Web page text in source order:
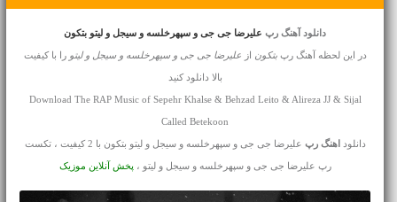
دانلود آهنگ رپعلیرضا جی جی و سپهرخلسه و سیجل و لیتو بتکون
در این لحظه آهنگ رپبتکون از علیرضا جی جی و سپهرخلسه و سیجل و لیتو را با کیفیت
بالا دانلود کنید
Download The RAP Music of Sepehr Khalse & Behzad Leito & Alireza JJ & Sijal
Called Betekoon
دانلود اهنگ رپ علیرضا جی جی و سپهرخلسه و سیجل و لیتو بتکون با 2 کیفیت ، تکست
رپ علیرضا جی جی و سپهرخلسه و سیجل و لیتو ، پخش آنلاین موزیک